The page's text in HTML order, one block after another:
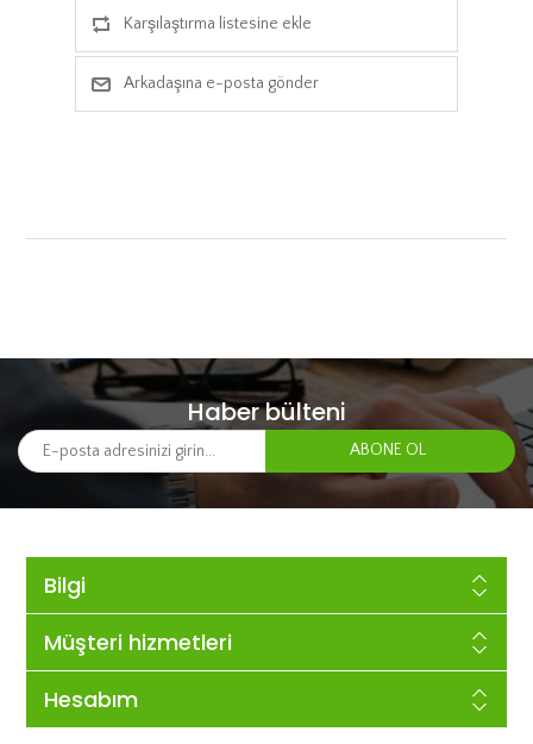
Karşılaştırma listesine ekle
Arkadaşına e-posta gönder
Haber bülteni
Bilgi
Müşteri hizmetleri
Hesabım